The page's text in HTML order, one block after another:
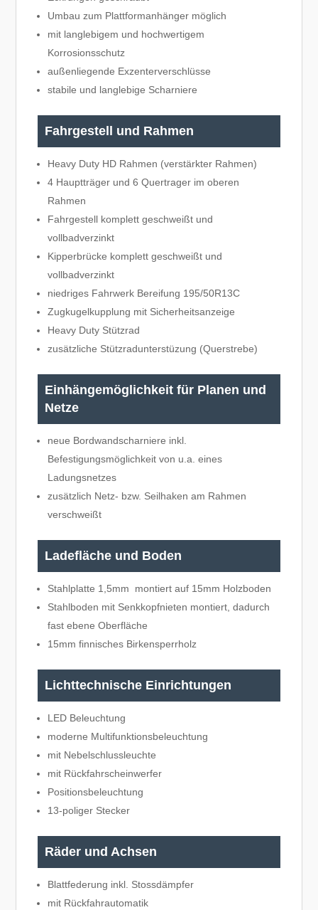
Umbau zum Plattformanhänger möglich
mit langlebigem und hochwertigem
Korrosionsschutz
außenliegende Exzenterverschlüsse
stabile und langlebige Scharniere
Fahrgestell und Rahmen
Heavy Duty HD Rahmen (verstärkter Rahmen)
4 Hauptträger und 6 Quertrager im oberen
Rahmen
Fahrgestell komplett geschweißt und
vollbadverzinkt
Kipperbrücke komplett geschweißt und
vollbadverzinkt
niedriges Fahrwerk Bereifung 195/50R13C
Zugkugelkupplung mit Sicherheitsanzeige
Heavy Duty Stützrad
zusätzliche Stützradunterstüzung (Querstrebe)
Einhängemöglichkeit für Planen und
Netze
neue Bordwandscharniere inkl.
Befestigungsmöglichkeit von u.a. eines
Ladungsnetzes
zusätzlich Netz- bzw. Seilhaken am Rahmen
verschweißt
Ladefläche und Boden
Stahlplatte 1,5mm montiert auf 15mm Holzboden
Stahlboden mit Senkkopfnieten montiert, dadurch
fast ebene Oberfläche
15mm finnisches Birkensperrholz
Lichttechnische Einrichtungen
LED Beleuchtung
moderne Multifunktionsbeleuchtung
mit Nebelschlussleuchte
mit Rückfahrscheinwerfer
Positionsbeleuchtung
13-poliger Stecker
Räder und Achsen
Blattfederung inkl. Stossdämpfer
mit Rückfahrautomatik